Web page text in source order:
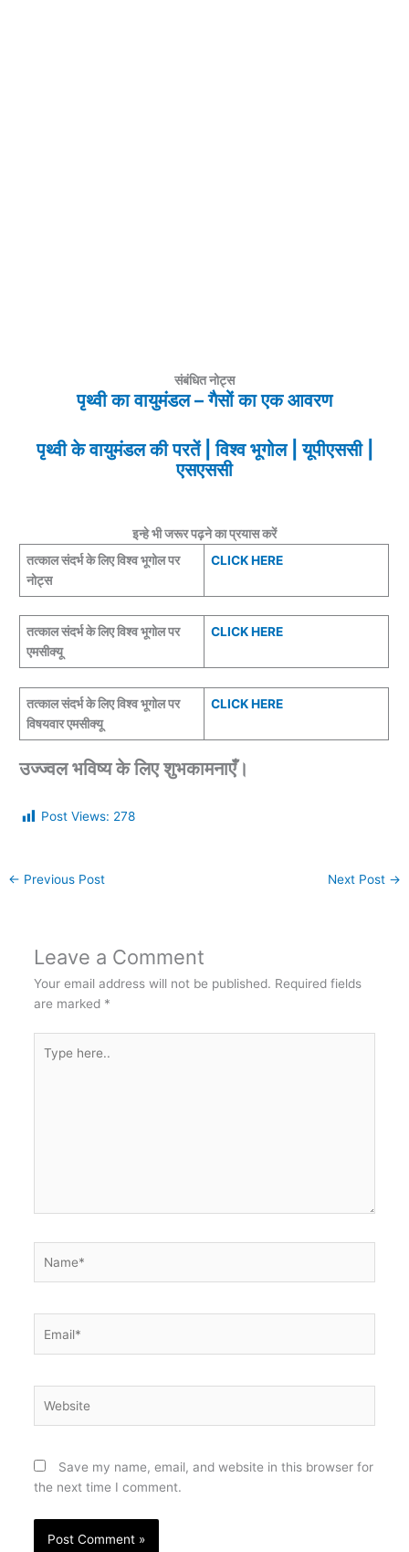
संबंधित नोट्स
पृथ्वी का वायुमंडल – गैसों का एक आवरण
पृथ्वी के वायुमंडल की परतें | विश्व भूगोल | यूपीएससी |
एसएससी
इन्हे भी जरूर पढ़ने का प्रयास करें
तत्काल संदर्भ के लिए विश्व भूगोल पर
नोट्स
CLICK HERE
तत्काल संदर्भ के लिए विश्व भूगोल पर
एमसीक्यू
CLICK HERE
तत्काल संदर्भ के लिए विश्व भूगोल पर
विषयवार एमसीक्यू
CLICK HERE
उज्ज्वल भविष्य के लिए शुभकामनाएँ।
Post Views: 278
← Previous Post Next Post →
Leave a Comment
Your email address will not be published. Required fields
are marked *
here..
Save my name, email, and website in this browser for
the next time I comment.